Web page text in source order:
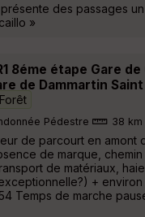
des passages
»
8éme étape Gare
de Dammartin
Pédestre 38
de parcourt en amont
de marque,
de matériaux,
+ environ
Temps de marche